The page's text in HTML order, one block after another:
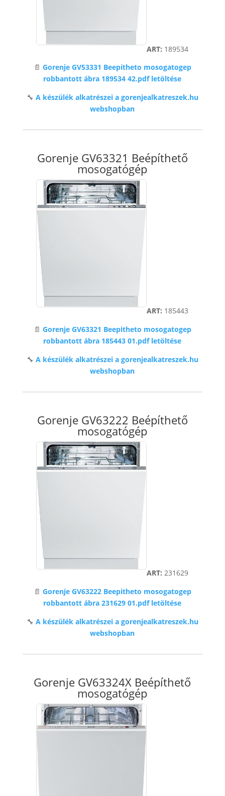
ART: 189534
📄 Gorenje GV53331 Beepitheto mosogatogep
robbantott ábra 189534 42.pdf letöltése
🔧 A készülék alkatrészei a gorenjealkatreszek.hu
webshopban
Gorenje GV63321 Beépíthető
mosogatógép
ART: 185443
📄 Gorenje GV63321 Beepitheto mosogatogep
robbantott ábra 185443 01.pdf letöltése
🔧 A készülék alkatrészei a gorenjealkatreszek.hu
webshopban
Gorenje GV63222 Beépíthető
mosogatógép
ART: 231629
📄 Gorenje GV63222 Beepitheto mosogatogep
robbantott ábra 231629 01.pdf letöltése
🔧 A készülék alkatrészei a gorenjealkatreszek.hu
webshopban
Gorenje GV63324X Beépíthető
mosogatógép